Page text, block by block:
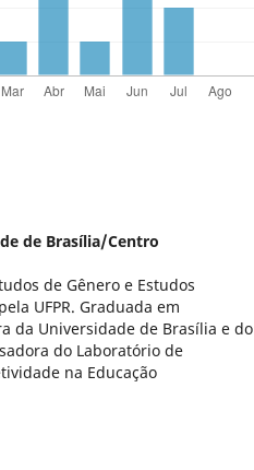
de Brasília/Centro
de Gênero e Estudos
UFPR. Graduada em
da Universidade de Brasília e do
do Laboratório de
na Educação